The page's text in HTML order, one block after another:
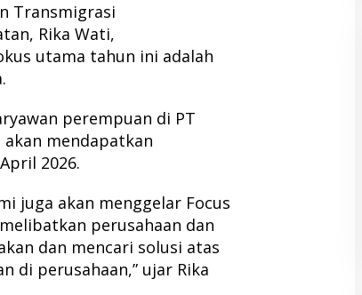
Transmigrasi
Rika Wati,
utama tahun ini adalah
perempuan di PT
akan mendapatkan
2026.
juga akan menggelar Focus
perusahaan dan
dan mencari solusi atas
di perusahaan,” ujar Rika